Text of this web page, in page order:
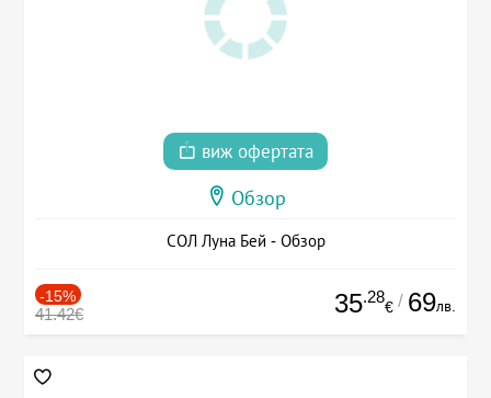
виж офертата
Обзор
СОЛ Луна Бей - Обзор
-15%
41.42€ 35.28
€ / 69лв.